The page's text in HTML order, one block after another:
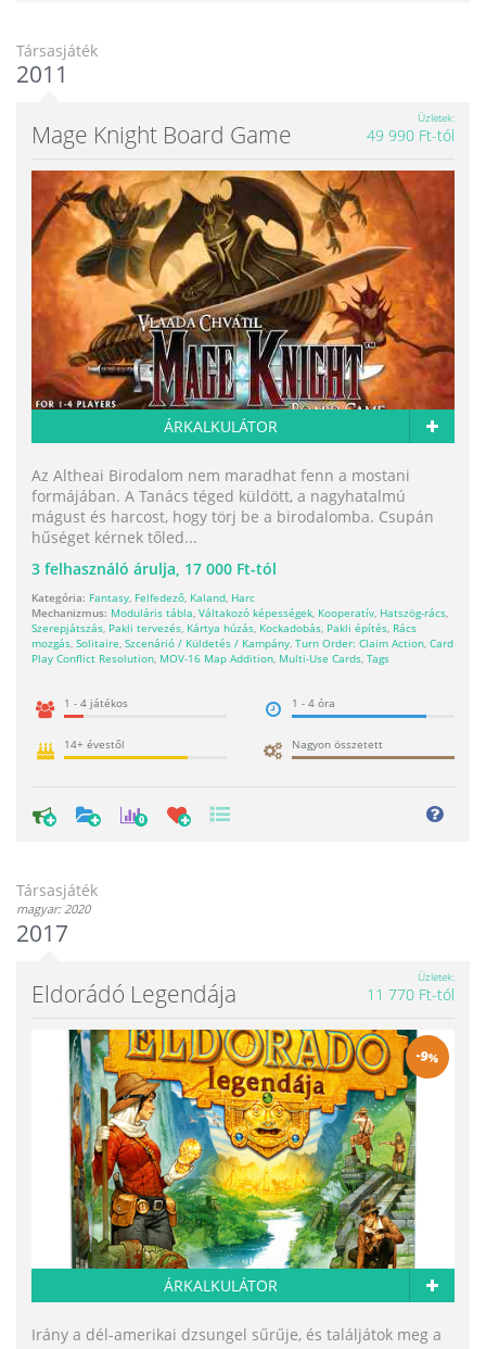
Társasjáték
2011
Mage Knight Board Game
Üzletek
49 990 Ft-tól
ÁRKALKULÁTOR
Az Altheai Birodalom nem maradhat fenn a mostani
formájában. A Tanács téged küldött, a nagyhatalmú
mágust és harcost, hogy törj be a birodalomba. Csupán
hűséget kérnek tőled...
3 felhasználó árulja, 17 000 Ft-tól
Kategória: Fantasy Felfedező Kaland Harc
Mechanizmus: Moduláris tábla Váltakozó képességek Kooperatív Hatszög-rács
Szerepjátszás Pakli tervezés Kártya húzás Kockadobás Pakli építés Rács
mozgás Solitaire Szcenárió / Küldetés / Kampány Turn Order: Claim Action Card
Play Conflict Resolution MOV-16 Map Addition Multi-Use Cards Tags
1 - 4 játékos 1 - 4 óra
14+ évestől Nagyon összetett
0
Társasjáték
magyar: 2020
2017
Eldorádó Legendája
Üzletek
11 770 Ft-tól
-9%
ÁRKALKULÁTOR
Irány a dél-amerikai dzsungel sűrűje, és találjátok meg a